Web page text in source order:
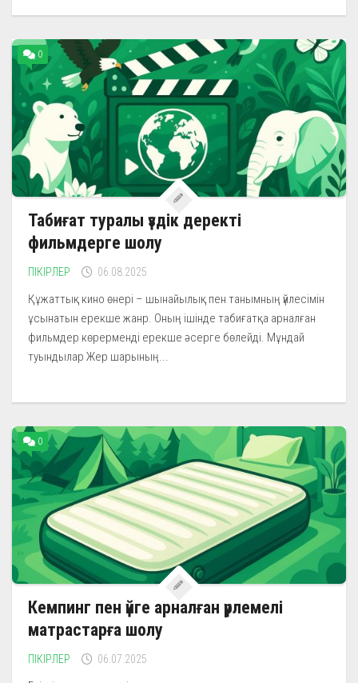
0
Табиғат туралы үздік деректі
фильмдерге шолу
ПІКІРЛЕР 06.08.2025
Құжаттық кино өнері – шынайылық пен танымның үйлесімін
ұсынатын ерекше жанр. Оның ішінде табиғатқа арналған
фильмдер көрерменді ерекше әсерге бөлейді. Мұндай
туындылар Жер шарының...
0
Кемпинг пен үйге арналған үрлемелі
матрастарға шолу
ПІКІРЛЕР 06.07.2025